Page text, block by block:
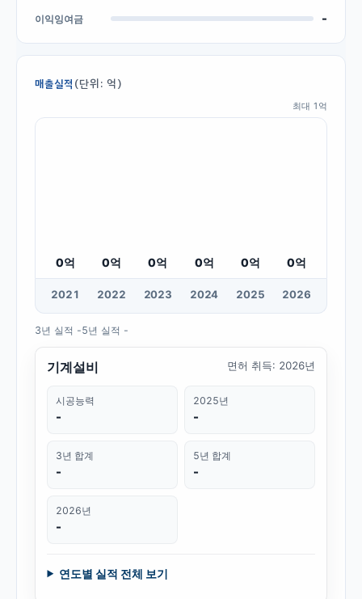
이익잉여금 -
매출실적 (단위: 억)
최대 1 억
0억 0억 0억 0억 0억 0억
2021 2022 2023 2024 2025 2026
3년 실적 -5년 실적 -
기계설비 면허 취득: 2026년
시공능력
-
2025년
-
3년 합계
-
5년 합계
-
2026년
-
연도별 실적 전체 보기